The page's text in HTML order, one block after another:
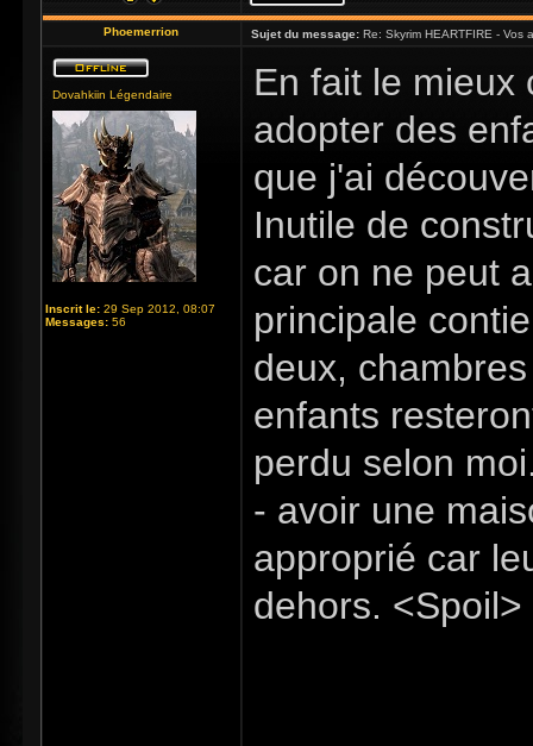
Phoemerrion Sujet du message: Re: Skyrim HEARTFIRE - Vos
Dovahkiin Légendaire
Inscrit le: 29 Sep 2012, 08:07
Messages: 56
En fait le mieux
adopter des
que j'ai
Inutile de
car on ne peut
principale
deux,
enfants
perdu selon
- avoir une
approprié car
dehors. <Spoil>